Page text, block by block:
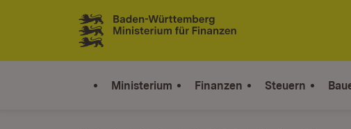
Zum Inhalt springen
Link zur Startseite
Ministerium Finanzen Steuern